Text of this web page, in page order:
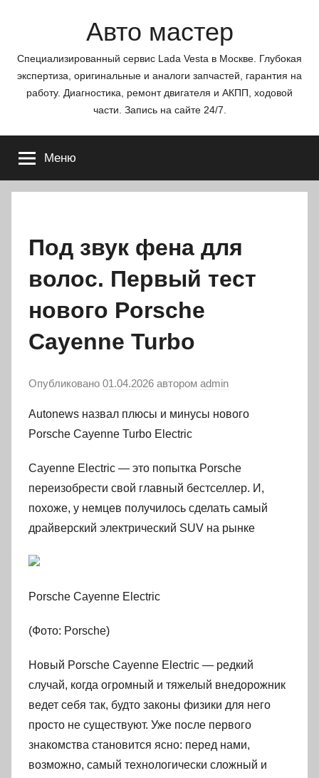
Авто мастер
Специализированный сервис Lada Vesta в Москве. Глубокая
экспертиза, оригинальные и аналоги запчастей, гарантия на
работу. Диагностика, ремонт двигателя и АКПП, ходовой
части. Запись на сайте 24/7.
Меню
Под звук фена для
волос. Первый тест
нового Porsche
Cayenne Turbo
Опубликовано 01.04.2026 автором admin
Autonews назвал плюсы и минусы нового
Porsche Cayenne Turbo Electric
Cayenne Electric — это попытка Porsche
переизобрести свой главный бестселлер. И,
похоже, у немцев получилось сделать самый
драйверский электрический SUV на рынке
Porsche Cayenne Electric
(Фото: Porsche)
Новый Porsche Cayenne Electric — редкий
случай, когда огромный и тяжелый внедорожник
ведет себя так, будто законы физики для него
просто не существуют. Уже после первого
знакомства становится ясно: перед нами,
возможно, самый технологически сложный и